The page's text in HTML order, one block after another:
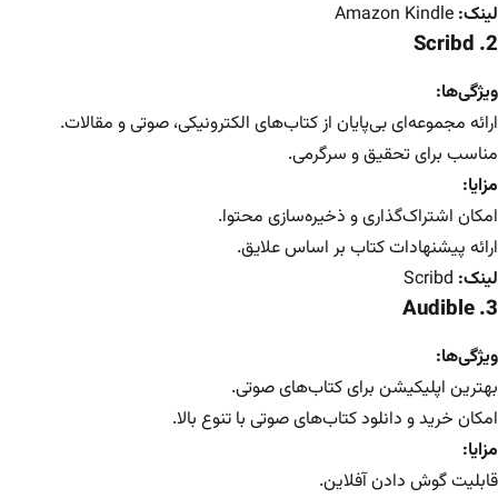
لینک: Amazon Kindle
2. Scribd
ویژگی‌ها:
ارائه مجموعه‌ای بی‌پایان از کتاب‌های الکترونیکی، صوتی و مقالات.
مناسب برای تحقیق و سرگرمی.
مزایا:
امکان اشتراک‌گذاری و ذخیره‌سازی محتوا.
ارائه پیشنهادات کتاب بر اساس علایق.
لینک:
3. Audible
ویژگی‌ها:
بهترین اپلیکیشن برای کتاب‌های صوتی.
امکان خرید و دانلود کتاب‌های صوتی با تنوع بالا.
مزایا:
قابلیت گوش دادن آفلاین.